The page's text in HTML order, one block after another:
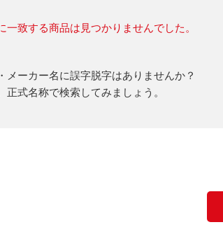
一致する商品は見つかりませんでした。
メーカー名に誤字脱字はありませんか？
式名称で検索してみましょう。